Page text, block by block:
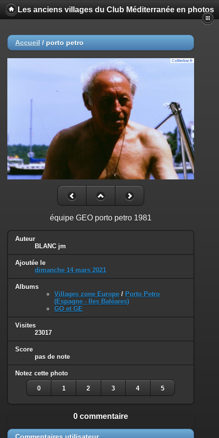
Les anciens villages du Club Méditerranée en photos
Accueil / porto petro
équipe GEO porto petro 1981
Auteur
BLANC jm
Ajoutée le
dimanche 14 mars 2021
Albums
Villages zone Europe / Porto Petro
(Espagne - Iles Baléares)
GO et GE
Visites
23017
Score
pas de note
Notez cette photo
0 1 2 3 4 5
0 commentaire
Commentaires utilisateur